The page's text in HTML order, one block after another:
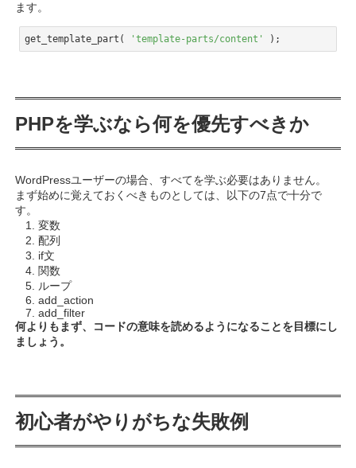
ます。
get_template_part( 'template-parts/content' );
PHPを学ぶなら何を優先すべきか
WordPressユーザーの場合、すべてを学ぶ必要はありません。
まず始めに覚えておくべきものとしては、以下の7点で十分で
す。
変数
配列
if文
関数
ループ
add_action
add_filter
何よりもまず、コードの意味を読めるようになることを目標にし
ましょう。
初心者がやりがちな失敗例